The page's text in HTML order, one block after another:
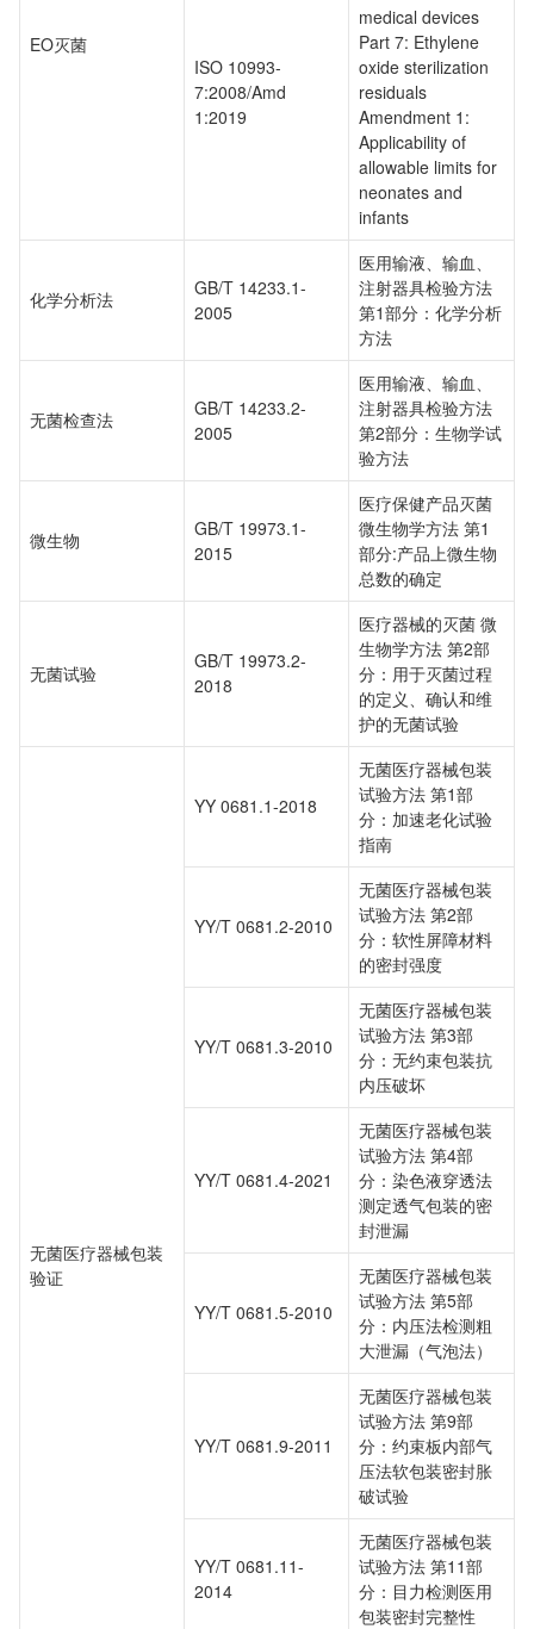
EO灭菌
ISO 10993-
7:2008/Amd
1:2019
medical devices
Part 7: Ethylene
oxide sterilization
residuals
Amendment 1:
Applicability of
allowable limits for
neonates and
infants
化学分析法
GB/T 14233.1-
2005
医用输液、输血、
注射器具检验方法
第1部分：化学分析
方法
无菌检查法
GB/T 14233.2-
2005
医用输液、输血、
注射器具检验方法
第2部分：生物学试
验方法
微生物
GB/T 19973.1-
2015
医疗保健产品灭菌
微生物学方法 第1
部分:产品上微生物
总数的确定
无菌试验
GB/T 19973.2-
2018
医疗器械的灭菌 微
生物学方法 第2部
分：用于灭菌过程
的定义、确认和维
护的无菌试验
无菌医疗器械包装
验证
YY 0681.1-2018
无菌医疗器械包装
试验方法 第1部
分：加速老化试验
指南
YY/T 0681.2-2010
无菌医疗器械包装
试验方法 第2部
分：软性屏障材料
的密封强度
YY/T 0681.3-2010
无菌医疗器械包装
试验方法 第3部
分：无约束包装抗
内压破坏
YY/T 0681.4-2021
无菌医疗器械包装
试验方法 第4部
分：染色液穿透法
测定透气包装的密
封泄漏
YY/T 0681.5-2010
无菌医疗器械包装
试验方法 第5部
分：内压法检测粗
大泄漏（气泡法）
YY/T 0681.9-2011
无菌医疗器械包装
试验方法 第9部
分：约束板内部气
压法软包装密封胀
破试验
YY/T 0681.11-
2014
无菌医疗器械包装
试验方法 第11部
分：目力检测医用
包装密封完整性